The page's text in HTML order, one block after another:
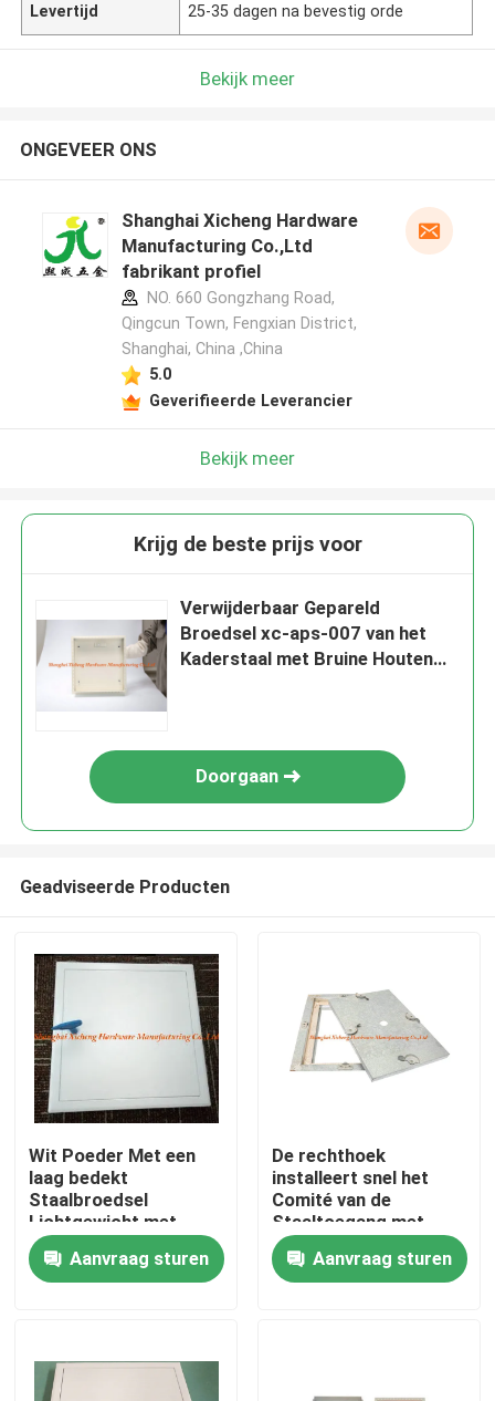
Huis
Ongeveer ons
Levertijd 25-35 dagen na bevestig orde
Bekijk meer
ONGEVEER ONS
Shanghai Xicheng Hardware
Manufacturing Co.,Ltd
fabrikant profiel
NO. 660 Gongzhang Road,
Qingcun Town, Fengxian District,
Shanghai, China ,China
5.0
Geverifieerde Leverancier
Bekijk meer
Krijg de beste prijs voor
Verwijderbaar Gepareld
Broedsel xc-aps-007 van het
Kaderstaal met Bruine Houten
Doorgaan
Geadviseerde Producten
Wit Poeder Met een
laag bedekt
Staalbroedsel
Lichtgewicht met
Plastic Bule-Sleutel
Aanvraag sturen
De rechthoek
installeert snel het
Comité van de
Staaltoegang met
Zwaar Broedsel Vier
HakenAanvraag sturen